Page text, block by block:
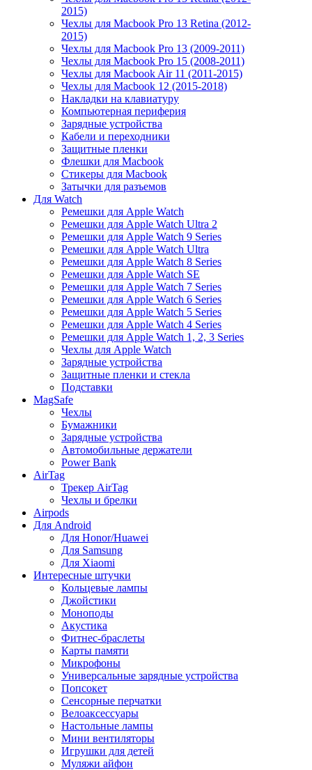
2015)
Чехлы для Macbook Pro 13 Retina (2012-
2015)
Чехлы для Macbook Pro 13 (2009-2011)
Чехлы для Macbook Pro 15 (2008-2011)
Чехлы для Macbook Air 11 (2011-2015)
Чехлы для Macbook 12 (2015-2018)
Накладки на клавиатуру
Компьютерная периферия
Зарядные устройства
Кабели и переходники
Защитные пленки
Флешки для Macbook
Стикеры для Macbook
Затычки для разъемов
Для Watch
Ремешки для Apple Watch
Ремешки для Apple Watch Ultra 2
Ремешки для Apple Watch 9 Series
Ремешки для Apple Watch Ultra
Ремешки для Apple Watch 8 Series
Ремешки для Apple Watch SE
Ремешки для Apple Watch 7 Series
Ремешки для Apple Watch 6 Series
Ремешки для Apple Watch 5 Series
Ремешки для Apple Watch 4 Series
Ремешки для Apple Watch 1, 2, 3 Series
Чехлы для Apple Watch
Зарядные устройства
Защитные пленки и стекла
Подставки
MagSafe
Чехлы
Бумажники
Зарядные устройства
Автомобильные держатели
Power Bank
AirTag
Трекер AirTag
Чехлы и брелки
Airpods
Для Android
Для Honor/Huawei
Для Samsung
Для Xiaomi
Интересные штучки
Кольцевые лампы
Джойстики
Моноподы
Акустика
Фитнес-браслеты
Карты памяти
Микрофоны
Универсальные зарядные устройства
Попсокет
Сенсорные перчатки
Велоаксессуары
Настольные лампы
Мини вентиляторы
Игрушки для детей
Муляжи айфон